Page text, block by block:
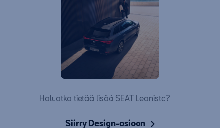
Haluatko tietää lisää SEAT Leonista?
Siirry Design-osioon